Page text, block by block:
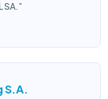
SA.”
S.A.